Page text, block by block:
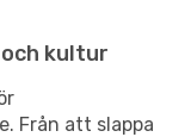
kultur
Från att slappa